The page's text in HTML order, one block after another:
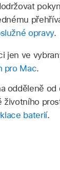
opravy.
jen ve
pro Mac.
odděleně
baterií.